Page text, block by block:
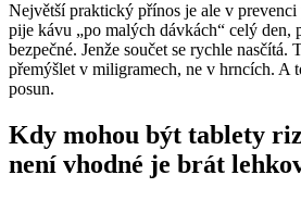
Největší praktický přínos je ale v
pije kávu „po malých dávkách“ celý den,
bezpečné. Jenže součet se rychle nasčítá.
přemýšlet v miligramech, ne v hrncích. A
posun.
Kdy mohou být tablety
není vhodné je brát